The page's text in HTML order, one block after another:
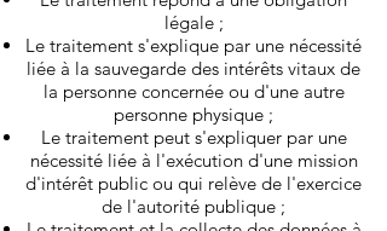
légale ;
Le traitement s'explique par une nécessité
liée à la sauvegarde des intérêts vitaux de
la personne concernée ou d'une autre
personne physique ;
Le traitement peut s'expliquer par une
nécessité liée à l'exécution d'une mission
d'intérêt public ou qui relève de l'exercice
de l'autorité publique ;